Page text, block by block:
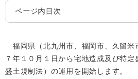
ページ内目次
福岡県（北九州市、福岡市、久留米
７年１０月１日から宅地造成及び特定
盛土規制法）の運用を開始します。